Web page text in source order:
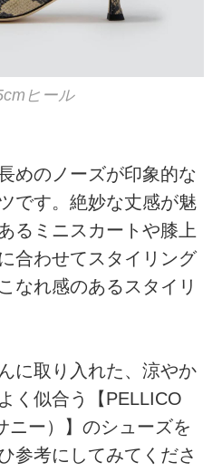
ヒール
めのノーズが印象的な
です。絶妙な丈感が魅
るミニスカートや膝上
合わせてスタイリング
なれ感のあるスタイリ
に取り入れた、涼やか
く似合う【PELLICO
ニー）】のシューズを
参考にしてみてくださ